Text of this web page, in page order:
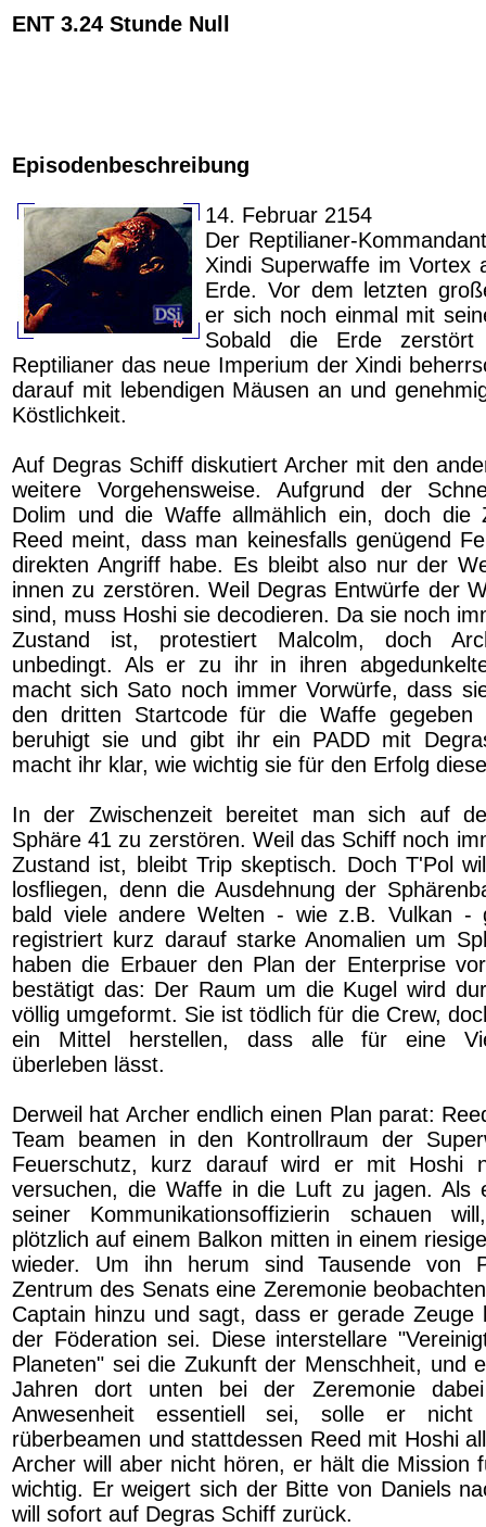
ENT 3.24 Stunde Null
Episodenbeschreibung
14. Februar 2154
Der Reptilianer-
Xindi Superwaffe im Vortex
Erde. Vor dem letzten
er sich noch einmal mit
Sobald die Erde
Reptilianer das neue Imperium der Xindi
darauf mit lebendigen Mäusen an und
Köstlichkeit.
Auf Degras Schiff diskutiert Archer mit den
weitere Vorgehensweise. Aufgrund der
Dolim und die Waffe allmählich ein, doch die
Reed meint, dass man keinesfalls genügend
direkten Angriff habe. Es bleibt also nur der
innen zu zerstören. Weil Degras Entwürfe der
sind, muss Hoshi sie decodieren. Da sie noch
Zustand ist, protestiert Malcolm, doch
unbedingt. Als er zu ihr in ihren
macht sich Sato noch immer Vorwürfe, dass
den dritten Startcode für die Waffe gegeben
beruhigt sie und gibt ihr ein PADD mit
macht ihr klar, wie wichtig sie für den Erfolg
In der Zwischenzeit bereitet man sich auf
Sphäre 41 zu zerstören. Weil das Schiff noch
Zustand ist, bleibt Trip skeptisch. Doch T'Pol
losfliegen, denn die Ausdehnung der
bald viele andere Welten - wie z.B. Vulkan -
registriert kurz darauf starke Anomalien um
haben die Erbauer den Plan der Enterprise
bestätigt das: Der Raum um die Kugel wird
völlig umgeformt. Sie ist tödlich für die Crew,
ein Mittel herstellen, dass alle für eine
überleben lässt.
Derweil hat Archer endlich einen Plan parat:
Team beamen in den Kontrollraum der
Feuerschutz, kurz darauf wird er mit Hoshi
versuchen, die Waffe in die Luft zu jagen. Als
seiner Kommunikationsoffizierin schauen
plötzlich auf einem Balkon mitten in einem
wieder. Um ihn herum sind Tausende von
Zentrum des Senats eine Zeremonie
Captain hinzu und sagt, dass er gerade Zeuge
der Föderation sei. Diese interstellare
Planeten" sei die Zukunft der Menschheit, und
Jahren dort unten bei der Zeremonie
Anwesenheit essentiell sei, solle er nicht
rüberbeamen und stattdessen Reed mit Hoshi
Archer will aber nicht hören, er hält die Mission
wichtig. Er weigert sich der Bitte von Daniels
will sofort auf Degras Schiff zurück.